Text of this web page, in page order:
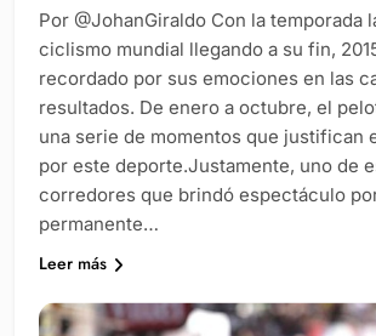
Por @JohanGiraldo Con la temporada
ciclismo mundial llegando a su fin,
recordado por sus emociones en las
resultados. De enero a octubre, el
una serie de momentos que justifican
por este deporte.Justamente, uno de
corredores que brindó espectáculo
permanente…
Leer más